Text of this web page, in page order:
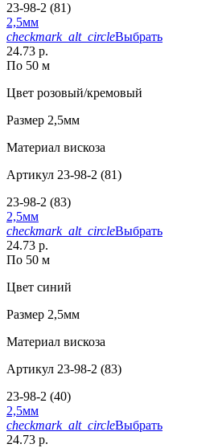
23-98-2 (81)
2,5мм
checkmark_alt_circleВыбрать
24.73 р.
По 50 м
Цвет розовый/кремовый
Размер 2,5мм
Материал вискоза
Артикул 23-98-2 (81)
23-98-2 (83)
2,5мм
checkmark_alt_circleВыбрать
24.73 р.
По 50 м
Цвет синий
Размер 2,5мм
Материал вискоза
Артикул 23-98-2 (83)
23-98-2 (40)
2,5мм
checkmark_alt_circleВыбрать
24.73 р.